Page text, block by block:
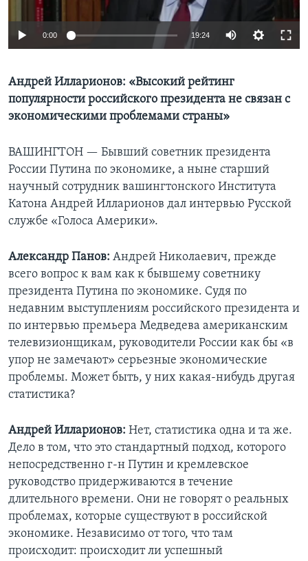
Learning English
0:00 19:24
Андрей Илларионов: «Высокий рейтинг
популярности российского президента не связан с
экономическими проблемами страны»
ВАШИНГТОН — Бывший советник президента
России Путина по экономике, а ныне старший
научный сотрудник вашингтонского Института
Катона Андрей Илларионов дал интервью Русской
службе «Голоса Америки».
Александр Панов: Андрей Николаевич, прежде
всего вопрос к вам как к бывшему советнику
президента Путина по экономике. Судя по
недавним выступлениям российского президента и
по интервью премьера Медведева американским
телевизионщикам, руководители России как бы «в
упор не замечают» серьезные экономические
проблемы. Может быть, у них какая-нибудь другая
статистика?
Андрей Илларионов: Нет, статистика одна и та же.
Дело в том, что это стандартный подход, которого
непосредственно г-н Путин и кремлевское
руководство придерживаются в течение
длительного времени. Они не говорят о реальных
проблемах, которые существуют в российской
экономике. Независимо от того, что там
происходит: происходит ли успешный